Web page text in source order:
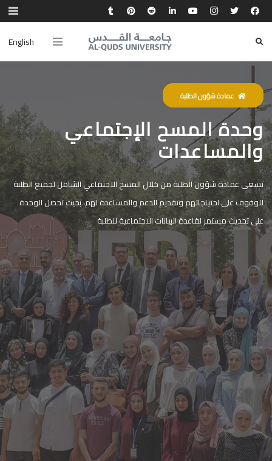
English
عمادة شؤون الطلبة
وحدة المسح الإجتماعي
والمساعدات
تسعى عمادة شؤون الطلبة من خلال المسح الاجتماعي الشامل لجميع الطلبة
للوقوف على احتياجاتهم وتقديم الدعم والمساعدة لهم، بحيث تحصل الوحدة
على تحديث مستمر لقاعدة البيانات الاجتماعية للطلبة